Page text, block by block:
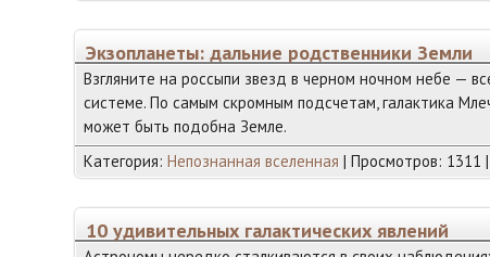
Экзопланеты: дальние родственники Земли
Взгляните на россыпи звезд в черном ночном небе —
системе. По самым скромным подсчетам, галактика
может быть подобна Земле.
Категория:Непознанная вселенная | Просмотров: 1311
10 удивительных галактических явлений